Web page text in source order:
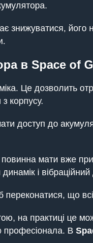
знижуватися, його
в Space of
Це дозволить
корпусу.
доступ до
мати вже
і
що
на практиці це
професіонала. В